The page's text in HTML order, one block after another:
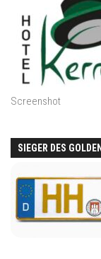
Screenshot
SIEGER DES